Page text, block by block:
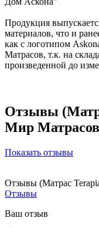
Продукция
материалов, что и
как с логотипом
Матрасов, т.к. на
произведенной до
Отзывы
Мир
Показать отзывы
Отзывы (Матрас
Отзывы
Ваш отзыв